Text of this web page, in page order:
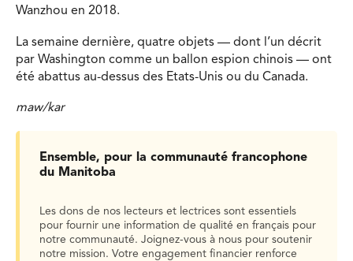
Wanzhou en 2018.
La semaine dernière, quatre objets — dont l’un décrit
par Washington comme un ballon espion chinois — ont
été abattus au-dessus des Etats-Unis ou du Canada.
maw/kar
Ensemble, pour la communauté francophone
du Manitoba
Les dons de nos lecteurs et lectrices sont essentiels
pour fournir une information de qualité en français pour
notre communauté. Joignez-vous à nous pour soutenir
notre mission. Votre engagement financier renforce